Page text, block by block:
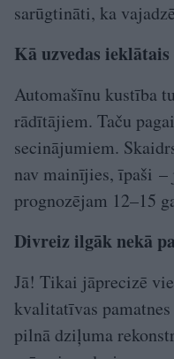
sarūgtināti, ka
Kā uzvedas
Automašīnu kustība
rādītājiem. Taču
secinājumiem.
nav mainījies, īpaši
pro­gnozējam 12–15
Divreiz ilgāk nekā
Jā! Tikai jāprecizē
kvalitatīvas
pilnā dziļuma